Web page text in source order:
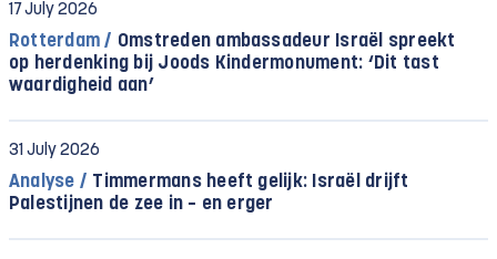
17 July 2026
Rotterdam / Omstreden ambassadeur Israël spreekt
op herdenking bij Joods Kindermonument: ‘Dit tast
waardigheid aan’
31 July 2026
Analyse / Timmermans heeft gelijk: Israël drijft
Palestijnen de zee in – en erger